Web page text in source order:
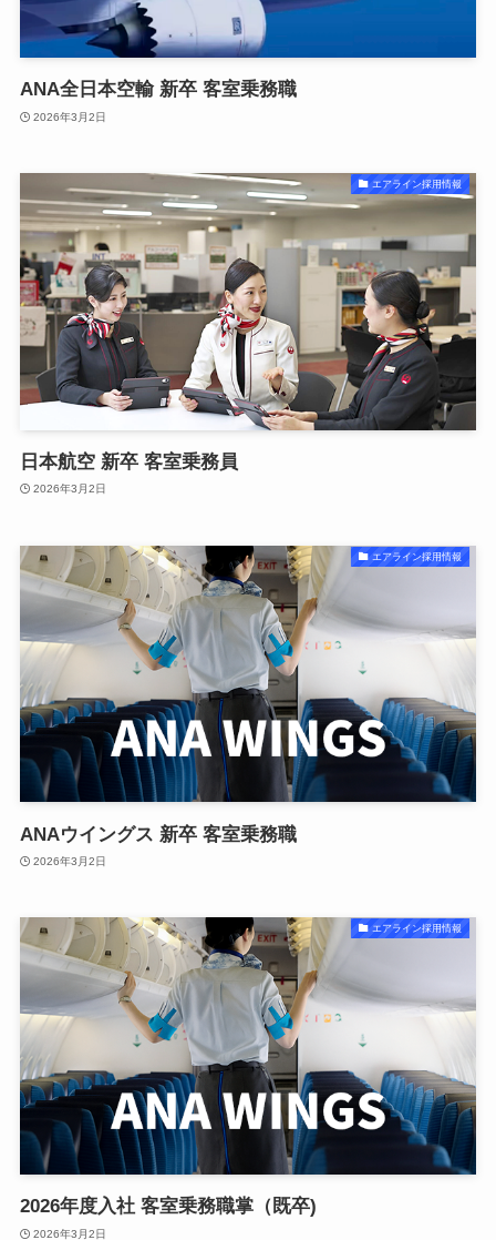
ANA全日本空輸 新卒 客室乗務職
2026年3月2日
エアライン採用情報
日本航空 新卒 客室乗務員
2026年3月2日
エアライン採用情報
ANAウイングス 新卒 客室乗務職
2026年3月2日
エアライン採用情報
2026年度入社 客室乗務職掌（既卒)
2026年3月2日